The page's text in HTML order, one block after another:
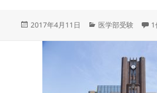
投
2017年4月11日
カ
医学部受験 1